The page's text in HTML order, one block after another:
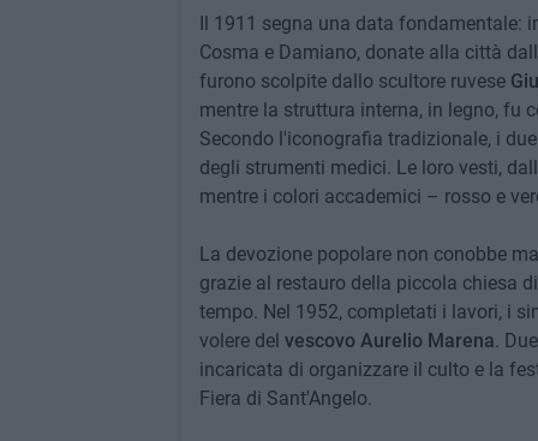
Il 1911 segna una data fondamentale:
Cosma e Damiano, donate alla città
furono scolpite dallo scultore ruvese
mentre la struttura interna, in legno, fu
Secondo l'iconografia tradizionale, i
degli strumenti medici. Le loro vesti,
mentre i colori accademici – rosso e
La devozione popolare non conobbe
grazie al restauro della piccola chiesa di
tempo. Nel 1952, completati i lavori, i
volere del vescovo Aurelio Marena.
incaricata di organizzare il culto e la
Fiera di Sant'Angelo.